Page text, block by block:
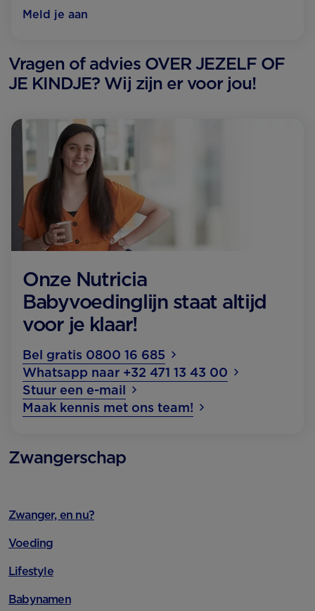
Meld je aan
Vragen of advies OVER JEZELF OF
JE KINDJE? Wij zijn er voor jou!
Onze Nutricia
Babyvoedinglijn staat altijd
voor je klaar!
Bel gratis 0800 16 685
Whatsapp naar +32 471 13 43 00
Stuur een e-mail
Maak kennis met ons team!
Zwangerschap
Zwanger, en nu?
Voeding
Lifestyle
Babynamen